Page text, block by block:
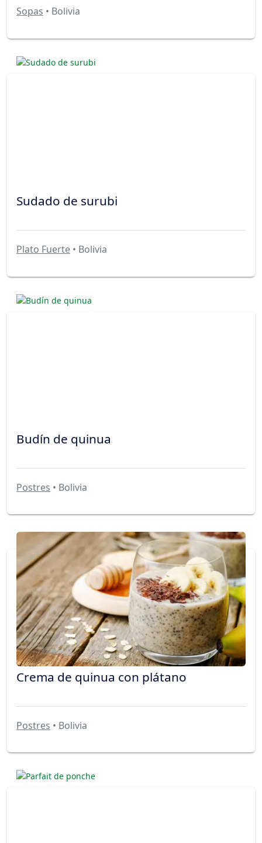
Sopas • Bolivia
Sudado de surubi
Plato Fuerte • Bolivia
Budín de quinua
Postres • Bolivia
Crema de quinua con plátano
Postres • Bolivia